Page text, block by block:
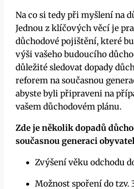
Na co si tedy při myšlení na
Jednou z klíčových věcí je
důchodové pojištění, které
výši vašeho budoucího
důležité sledovat dopady
reforem na současnou
abyste byli připraveni na
vašem důchodovém plánu.
Zde je několik dopadů
současnou generaci
Zvýšení věku odchodu
Možnost spoření do tzv.